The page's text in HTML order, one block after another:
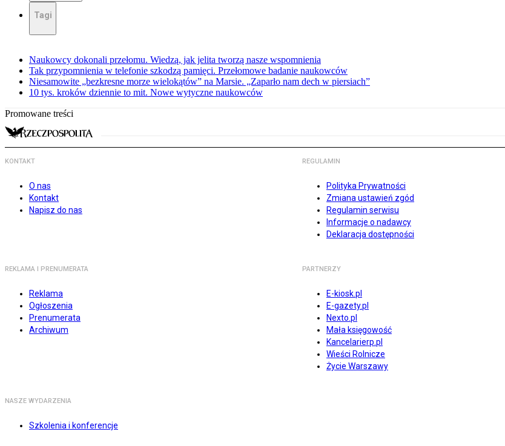
Tagi
Naukowcy dokonali przełomu. Wiedzą, jak jelita tworzą nasze wspomnienia
Tak przypomnienia w telefonie szkodzą pamięci. Przełomowe badanie naukowców
Niesamowite „bezkresne morze wielokątów” na Marsie. „Zaparło nam dech w piersiach”
10 tys. kroków dziennie to mit. Nowe wytyczne naukowców
Promowane treści
KONTAKT
O nas
Kontakt
Napisz do nas
REGULAMIN
Polityka Prywatności
Zmiana ustawień zgód
Regulamin serwisu
Informacje o nadawcy
Deklaracja dostępności
REKLAMA I PRENUMERATA
Reklama
Ogłoszenia
Prenumerata
Archiwum
PARTNERZY
E-kiosk.pl
E-gazety.pl
Nexto.pl
Mała księgowość
Kancelarierp.pl
Wieści Rolnicze
Życie Warszawy
NASZE WYDARZENIA
Szkolenia i konferencje